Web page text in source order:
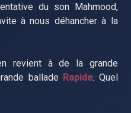
du son Mahmood,
à nous déhancher à la
revient à de la grande
ballade Rapide. Quel